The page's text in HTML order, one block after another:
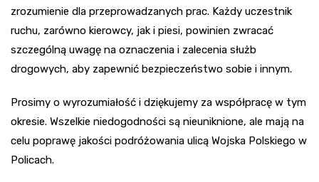
zrozumienie dla przeprowadzanych prac. Każdy uczestnik
ruchu, zarówno kierowcy, jak i piesi, powinien zwracać
szczególną uwagę na oznaczenia i zalecenia służb
drogowych, aby zapewnić bezpieczeństwo sobie i innym.
Prosimy o wyrozumiałość i dziękujemy za współpracę w tym
okresie. Wszelkie niedogodności są nieuniknione, ale mają na
celu poprawę jakości podróżowania ulicą Wojska Polskiego w
Policach.